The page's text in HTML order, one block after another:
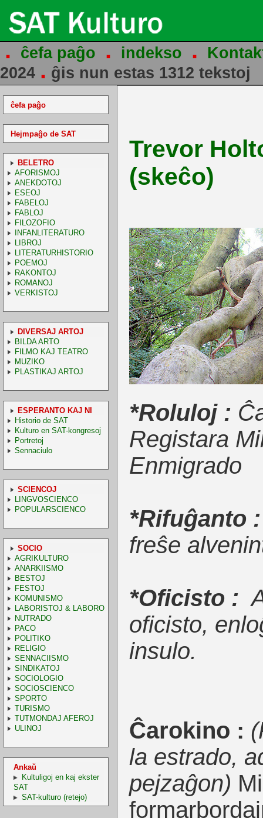
. ĉefa paĝo . indekso .
2024 . ĝis nun estas 1312 tekstoj
ĉefa paĝo
Hejmpaĝo de SAT
BELETRO
AFORISMOJ
ANEKDOTOJ
ESEOJ
FABELOJ
FABLOJ
FILOZOFIO
INFANLITERATURO
LIBROJ
LITERATURHISTORIO
POEMOJ
RAKONTOJ
ROMANOJ
VERKISTOJ
DIVERSAJ ARTOJ
BILDA ARTO
FILMO KAJ TEATRO
MUZIKO
PLASTIKAJ ARTOJ
ESPERANTO KAJ NI
Historio de SAT
Kulturo en SAT-kongresoj
Portretoj
Sennaciulo
SCIENCOJ
LINGVOSCIENCO
POPULARSCIENCO
SOCIO
AGRIKULTURO
ANARKIISMO
BESTOJ
FESTOJ
KOMUNISMO
LABORISTOJ & LABORO
NUTRADO
PACO
POLITIKO
RELIGIO
SENNACIISMO
SINDIKATOJ
SOCIOLOGIO
SOCIOSCIENCO
SPORTO
TURISMO
TUTMONDAJ AFEROJ
ULINOJ
Ankaŭ
Kultuligoj en kaj ekster
SAT
SAT-kulturo (retejo)
Trevor
(skeĉo)
*Roluloj :
Registara
Enmigrado
*Rifuĝanto :
freŝe
*Oficisto :
oficisto,
insulo.
Ĉarokino :
la estrado,
pejzaĝon)